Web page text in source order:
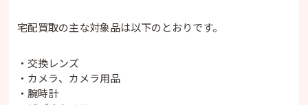
宅配買取の主な対象品は以下のとおりです。
・交換レンズ
・カメラ、カメラ用品
・腕時計